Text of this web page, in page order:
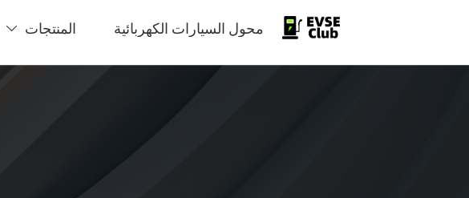
محول السيارات الكهربائية المنتجات 